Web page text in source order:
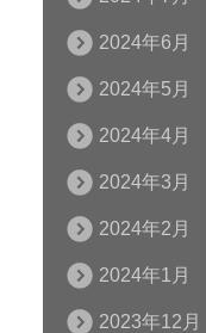
2024年6月
2024年5月
2024年4月
2024年3月
2024年2月
2024年1月
2023年12月